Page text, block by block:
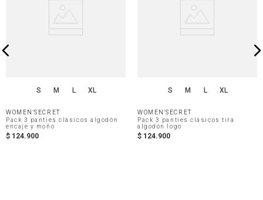
S M L XL
WOMEN'SECRET
Pack 3 panties clásicos algodón
encaje y moño
$ 124.900
S M L XL
WOMEN'SECRET
Pack 3 panties clásicos tira
algodón logo
$ 124.900